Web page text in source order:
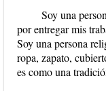
Soy una
por entregar mis
Soy una persona
ropa, zapato,
es como una